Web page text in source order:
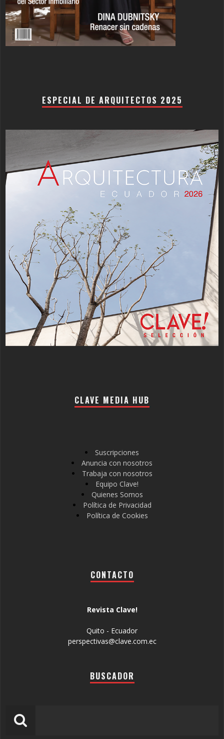
ESPECIAL DE ARQUITECTOS 2025
CLAVE MEDIA HUB
Suscripciones
Anuncia con nosotros
Trabaja con nosotros
Equipo Clave!
Quienes Somos
Política de Privacidad
Política de Cookies
CONTACTO
Revista Clave!
Quito - Ecuador
perspectivas@clave.com.ec
BUSCADOR